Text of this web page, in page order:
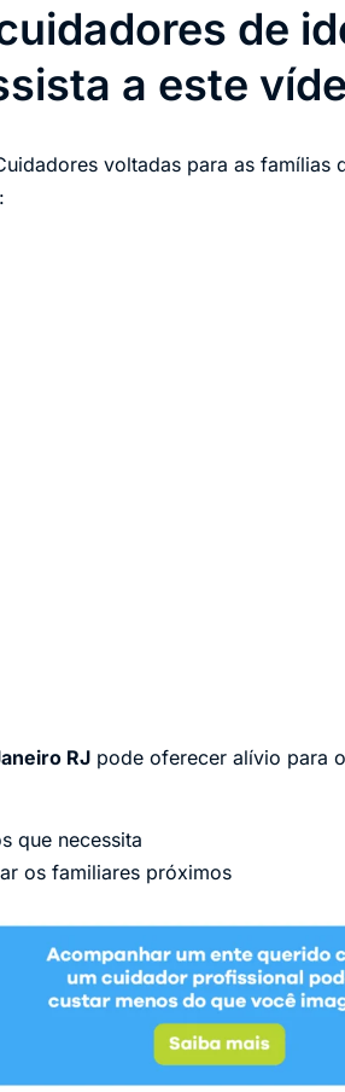
de
a este
voltadas para as famílias
:
RJ pode oferecer alívio para
que necessita
os familiares próximos